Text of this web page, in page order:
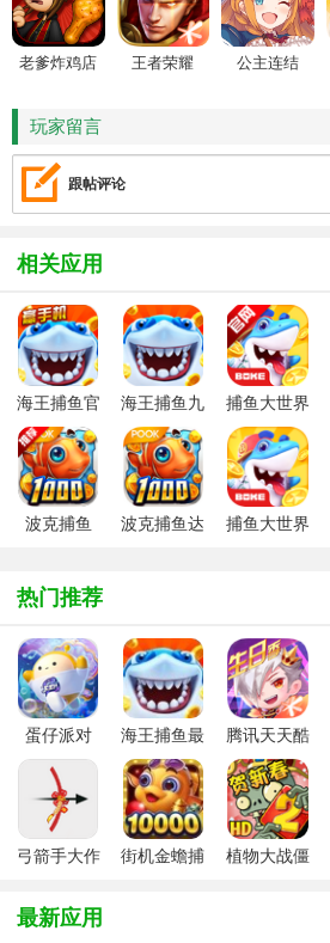
老爹炸鸡店
王者荣耀 公主连结
玩家留言
跟帖评论
相关应用
海王捕鱼官
方最新版
海王捕鱼九
游版最新版
本
捕鱼大世界
官方正版
波克捕鱼
游
波克捕鱼达
捕鱼大世界
热门推荐
蛋仔派对
海王捕鱼最
新版官方正
版
腾讯天天酷
跑新版本
弓箭手大作
安卓版
街机金蟾捕
植物大战僵
最新应用